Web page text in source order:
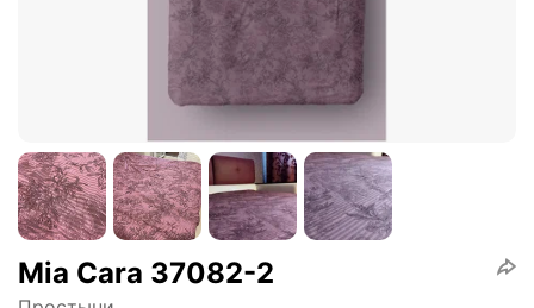
Mia Cara 37082-2